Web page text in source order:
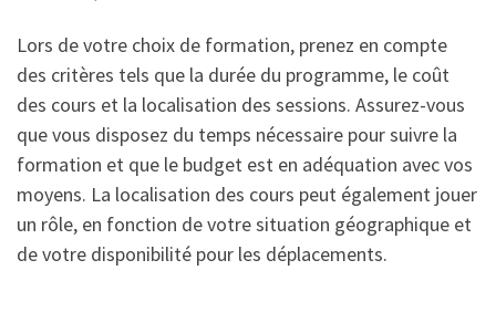
Lors de votre choix de formation, prenez en compte
des critères tels que la durée du programme, le coût
des cours et la localisation des sessions. Assurez-vous
que vous disposez du temps nécessaire pour suivre la
formation et que le budget est en adéquation avec vos
moyens. La localisation des cours peut également jouer
un rôle, en fonction de votre situation géographique et
de votre disponibilité pour les déplacements.